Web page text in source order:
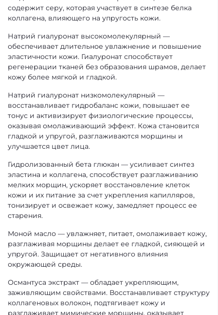
содержит серу, которая участвует в синтезе белка
коллагена, влияющего на упругость кожи.
Натрий гиалуронат высокомолекулярный —
обеспечивает длительное увлажнение и повышение
эластичности кожи. Гиалуронат способствует
регенерации тканей без образования шрамов, делает
кожу более мягкой и гладкой.
Натрий гиалуронат низкомолекулярный —
восстанавливает гидробаланс кожи, повышает ее
тонус и активизирует физиологические процессы,
оказывая омолаживающий эффект. Кожа становится
гладкой и упругой, разглаживаются морщины и
улучшается цвет лица.
Гидролизованный бета глюкан — усиливает синтез
эластина и коллагена, способствует разглаживанию
мелких морщин, ускоряет восстановление клеток
кожи и их питание за счет укрепления капилляров,
тонизирует и освежает кожу, замедляет процесс ее
старения.
Моной масло — увлажняет, питает, омолаживает кожу,
разглаживая морщины делает ее гладкой, сияющей и
упругой. Защищает от негативного влияния
окружающей среды.
Османтуса экстракт — обладает укрепляющим,
заживляющим свойствами. Восстанавливает структуру
коллагеновых волокон, подтягивает кожу и
разглаживает мимические морщины, оказывает